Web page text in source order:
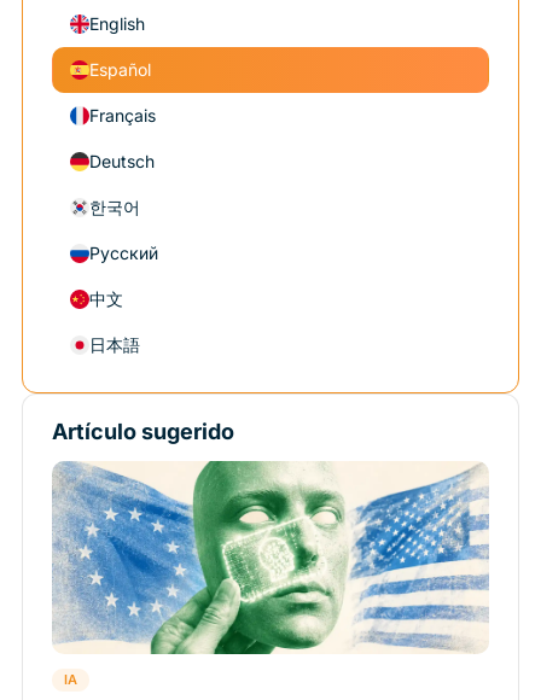
English
Español
Français
Deutsch
한국어
Русский
中文
日本語
Artículo sugerido
IA